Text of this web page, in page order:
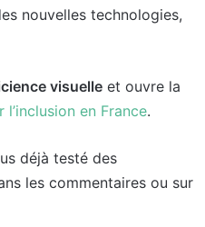
nouvelles technologies,
visuelle et ouvre la
l’inclusion en France.
déjà testé des
les commentaires ou sur